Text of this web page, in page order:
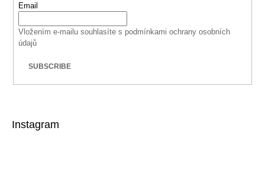
Email
Vložením e-mailu souhlasíte s podmínkami ochrany osobních
údajů
SUBSCRIBE
Instagram